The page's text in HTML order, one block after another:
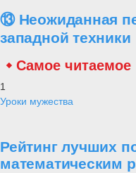
⑬ Неожиданная
западной техники
Самое читаемое
1
Уроки мужества
Рейтинг лучших
математическим